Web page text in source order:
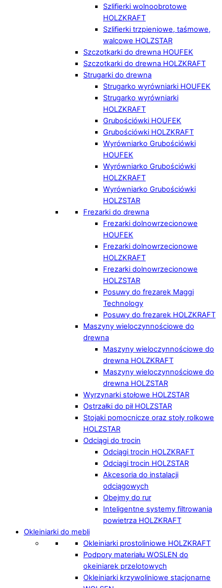
Szlifierki wolnoobrotowe
HOLZKRAFT
Szlifierki trzpieniowe, taśmowe,
walcowe HOLZSTAR
Szczotkarki do drewna HOUFEK
Szczotkarki do drewna HOLZKRAFT
Strugarki do drewna
Strugarko wyrówniarki HOUFEK
Strugarko wyrówniarki
HOLZKRAFT
Grubościówki HOUFEK
Grubościówki HOLZKRAFT
Wyrówniarko Grubościówki
HOUFEK
Wyrówniarko Grubościówki
HOLZKRAFT
Wyrówniarko Grubościówki
HOLZSTAR
Frezarki do drewna
Frezarki dolnowrzecionowe
HOUFEK
Frezarki dolnowrzecionowe
HOLZKRAFT
Frezarki dolnowrzecionowe
HOLZSTAR
Posuwy do frezarek Maggi
Technology
Posuwy do frezarek HOLZKRAFT
Maszyny wieloczynnościowe do
drewna
Maszyny wieloczynnościowe do
drewna HOLZKRAFT
Maszyny wieloczynnościowe do
drewna HOLZSTAR
Wyrzynarki stołowe HOLZSTAR
Ostrzałki do pił HOLZSTAR
Stojaki pomocnicze oraz stoły rolkowe
HOLZSTAR
Odciągi do trocin
Odciągi trocin HOLZKRAFT
Odciągi trocin HOLZSTAR
Akcesoria do instalacji
odciągowych
Obejmy do rur
Inteligentne systemy filtrowania
powietrza HOLZKRAFT
Okleiniarki do mebli
Okleiniarki prostoliniowe HOLZKRAFT
Podpory materiału WOSLEN do
okeiniarek przelotowych
Okleiniarki krzywoliniowe stacjonarne